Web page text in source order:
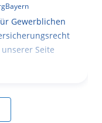
Bayern
Gewerblichen
Seite